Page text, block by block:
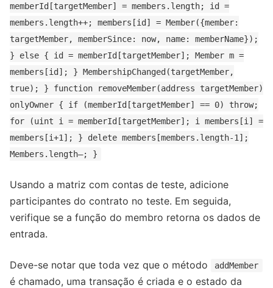
memberId[targetMember] = members.length; id =
members.length++; members[id] = Member({member:
targetMember, memberSince: now, name: memberName});
} else { id = memberId[targetMember]; Member m =
members[id]; } MembershipChanged(targetMember,
true); } function removeMember(address targetMember)
onlyOwner { if (memberId[targetMember] == 0) throw;
for (uint i = memberId[targetMember]; i members[i] =
members[i+1]; } delete members[members.length-1];
Members.length–; }
Usando a matriz com contas de teste, adicione
participantes do contrato no teste. Em seguida,
verifique se a função do membro retorna os dados de
entrada.
Deve-se notar que toda vez que o método addMember
é chamado, uma transação é criada e o estado da